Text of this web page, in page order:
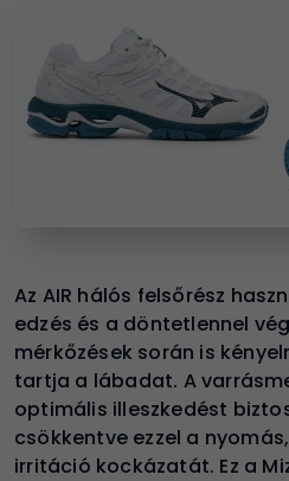
Az AIR hálós felsőrész
edzés és a döntetlennel
mérkőzések során is
tartja a lábadat. A
optimális illeszkedést
csökkentve ezzel a
irritáció kockázatát. Ez a